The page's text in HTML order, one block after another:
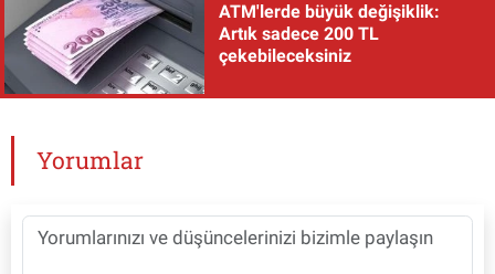
ATM'lerde büyük değişiklik:
Artık sadece 200 TL
çekebileceksiniz
Yorumlar